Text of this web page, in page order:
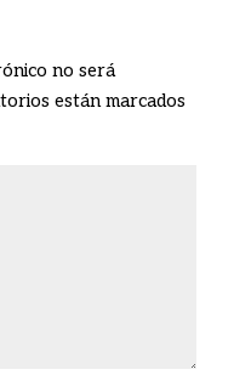
no será
están marcados